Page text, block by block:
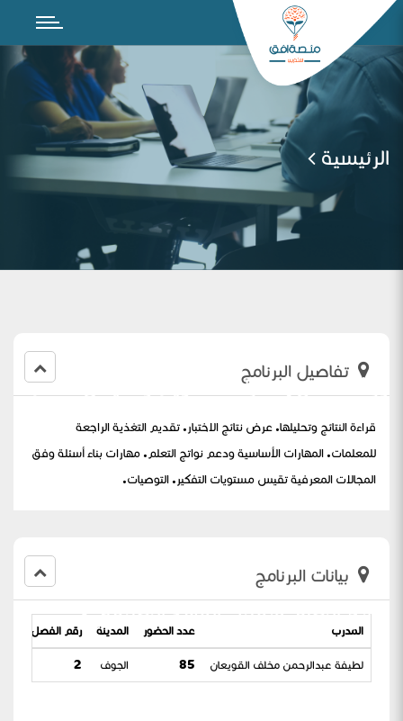
الرئيسية
ورشة عمل(مهارات التقويم والقياس لدعم
نواتج التعلم وتقليل الفاقد التعليمي)
تفاصيل البرنامج
قراءة النتائج وتحليلها. عرض نتائج الاختبار. تقديم التغذية الراجعة
للمعلمات. المهارات الأساسية ودعم نواتج التعلم. مهارات بناء أسئلة وفق
المجالات المعرفية تقيس مستويات التفكير. التوصيات.
بيانات البرنامج
المدرب عدد الحضور المدينة رقم الفصل
لطيفة عبدالرحمن مخلف القويعان 85 الجوف 2